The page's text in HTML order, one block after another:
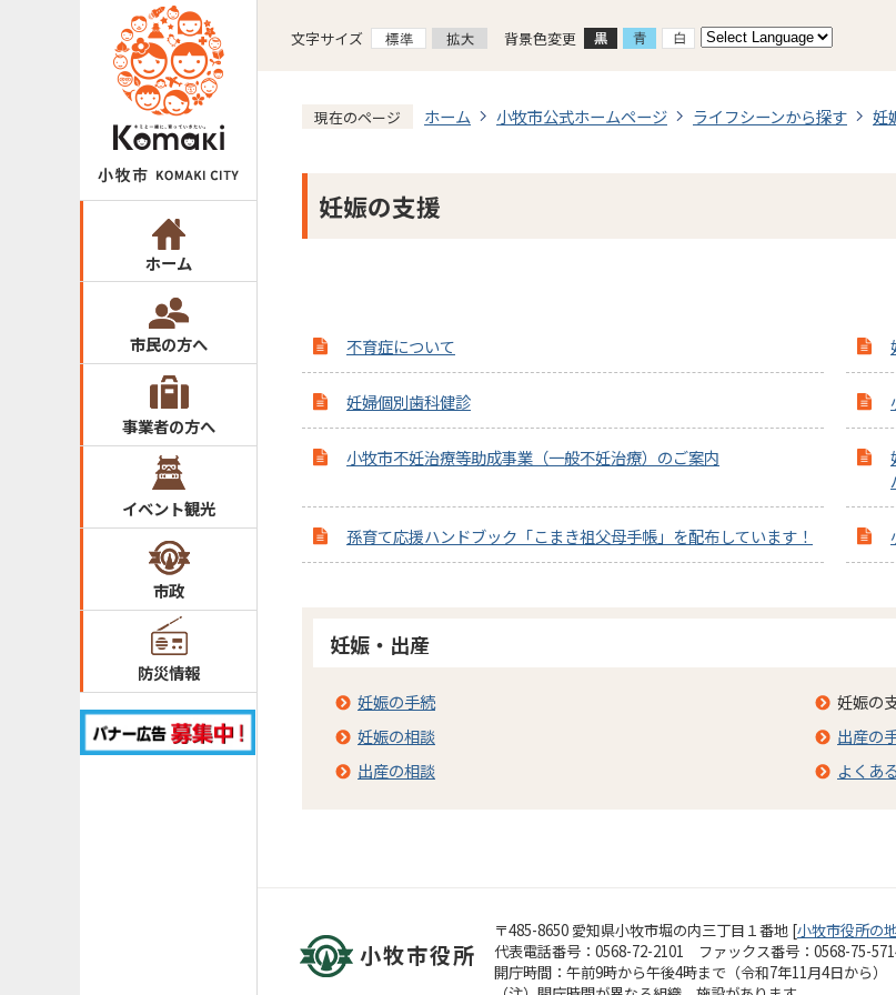
ホーム
市民の方へ
事業者の方へ
イベント観光
市政
防災情報
文字サイズ 背景色変更
現在のページ ホーム 小牧市公式ホームページ ライフシーンから探す 妊
妊娠の支援
不育症について
妊婦個別歯科健診
小牧市不妊治療等助成事業（一般不妊治療）のご案内
孫育て応援ハンドブック「こまき祖父母手帳」を配布しています！
妊娠・出産
妊娠の手続
妊娠の
妊娠の相談
出産の
出産の相談
よくあ
小牧市役所
〒485-8650 愛知県小牧市堀の内三丁目１番地 [小牧市役所の
代表電話番号：0568-72-2101 ファックス番号：0568-75-
開庁時間：午前9時から午後4時まで（令和7年11月4日から）